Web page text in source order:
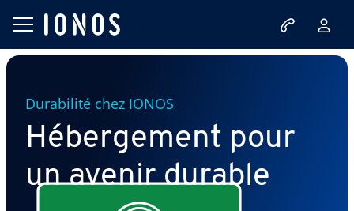
Durabilité chez IONOS
Hébergement pour
un avenir durable